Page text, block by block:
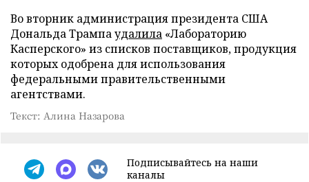
Во вторник администрация президента США
Дональда Трампаудалила «Лабораторию
Касперского» из списков поставщиков, продукция
которых одобрена для использования
федеральными правительственными
агентствами.
Текст: Алина Назарова
Подписывайтесь на наши
каналы